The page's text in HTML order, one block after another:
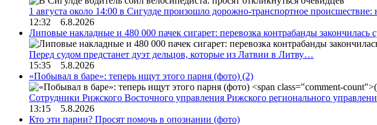
1 августа около 14:00 в Сигулде произошло дорожно-транспортное
12:32 6.8.2026
Липовые накладные и 480 000 пачек сигарет: перевозка контрабанды закончилась
Перед судом предстанет дуэт дельцов, которые из Латвии в Литву…
15:35 5.8.2026
«Побывал в баре»: теперь ищут этого парня (фото) (2)
Сотрудники Рижского Восточного управления Рижского регионального
13:15 5.8.2026
Кто эти парни? Просят помочь в опознании (фото)